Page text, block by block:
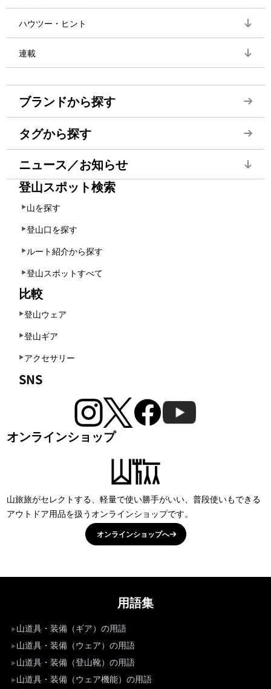
ハウツー・ヒント
連載
ブランドから探す
タグから探す
ニュース／お知らせ
登山スポット検索
山を探す
登山口を探す
ルート紹介から探す
登山スポットすべて
比較
登山ウェア
登山ギア
アクセサリー
SNS
オンラインショップ
山旅旅がセレクトする、軽量で使い勝手がいい、普段使いもできる
アウトドア用品を扱うオンラインショップです。
オンラインショップへ
用語集
山道具・装備（ギア）の用語
山道具・装備（ウェア）の用語
山道具・装備（登山靴）の用語
山道具・装備（ウェア機能）の用語